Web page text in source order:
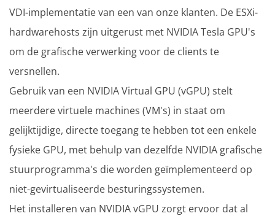
VDI-implementatie van een van onze klanten. De ESXi-
hardwarehosts zijn uitgerust met NVIDIA Tesla GPU's
om de grafische verwerking voor de clients te
versnellen.
Gebruik van een NVIDIA Virtual GPU (vGPU) stelt
meerdere virtuele machines (VM's) in staat om
gelijktijdige, directe toegang te hebben tot een enkele
fysieke GPU, met behulp van dezelfde NVIDIA grafische
stuurprogramma's die worden geïmplementeerd op
niet-gevirtualiseerde besturingssystemen.
Het installeren van NVIDIA vGPU zorgt ervoor dat al